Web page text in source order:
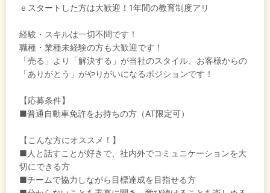
ｅスタートした方は大歓迎！1年間の教育制度アリ
経験・スキルは一切不問です！
職種・業種未経験の方も大歓迎です！
「売る」より「解決する」が当社のスタイル、お客様からの
「ありがとう」がやりがいになるポジションです！
【応募条件】
■普通自動車免許をお持ちの方（AT限定可）
【こんな方にオススメ！】
■人と話すことが好きで、社内外でコミュニケーションを大
切にできる方
■チームで協力しながら目標達成を目指せる方